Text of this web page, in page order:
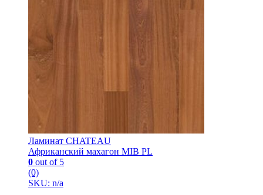
Ламинат CHATEAU
Африканский махагон MIB PL
0 out of 5
(0)
SKU: n/a